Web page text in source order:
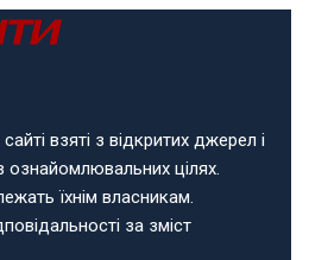
взяті з відкритих джерел і
цілях.
їхнім власникам.
за зміст